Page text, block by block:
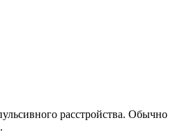
расстройства. Обычно